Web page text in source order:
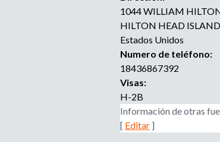
1044 WILLIAM
HILTON HEAD ISLAND
Estados Unidos
Numero de teléfono:
18436867392
Visas:
H-2B
Información de otras
[ Editar ]